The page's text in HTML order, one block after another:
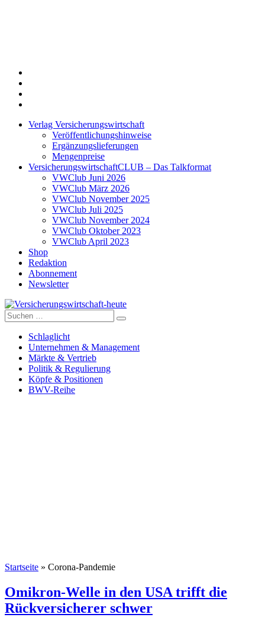
Verlag Versicherungswirtschaft
Veröffentlichungshinweise
Ergänzungslieferungen
Mengenpreise
VersicherungswirtschaftCLUB – Das Talkformat
VWClub Juni 2026
VWClub März 2026
VWClub November 2025
VWClub Juli 2025
VWClub November 2024
VWClub Oktober 2023
VWClub April 2023
Shop
Redaktion
Abonnement
Newsletter
Versicherungswirtschaft-heute
Suche
nach:
Schlaglicht
Unternehmen & Management
Märkte & Vertrieb
Politik & Regulierung
Köpfe & Positionen
BWV-Reihe
Startseite » Corona-Pandemie
Omikron-Welle in den USA trifft die
Rückversicherer schwer